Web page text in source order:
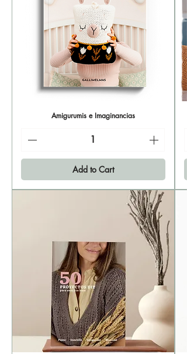
Amigurumis e Imaginancias
Add to Cart